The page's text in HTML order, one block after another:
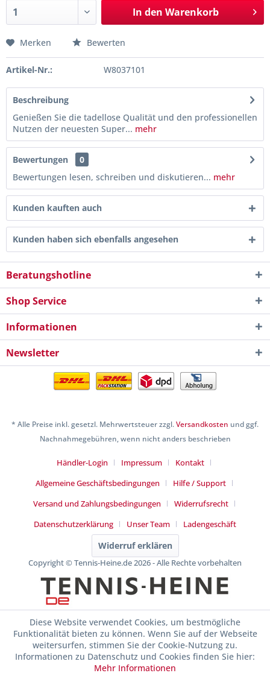
In den Warenkorb
Merken Bewerten
Artikel-Nr.: W8037101
Beschreibung
Genießen Sie die tadellose Qualität und den professionellen
Nutzen der neuesten Super... mehr
Bewertungen
0
Bewertungen lesen, schreiben und diskutieren... mehr
Kunden kauften auch
Kunden haben sich ebenfalls angesehen
Beratungshotline
Shop Service
Informationen
Newsletter
* Alle Preise inkl. gesetzl. Mehrwertsteuer zzgl.Versandkosten und ggf.
Nachnahmegebühren, wenn nicht anders beschrieben
Händler-Login Impressum
Kontakt
Allgemeine Geschäftsbedingungen
Hilfe / Support
Versand und Zahlungsbedingungen
Widerrufsrecht
Datenschutzerklärung
Unser Team Ladengeschäft
Widerruf erklären
Copyright © Tennis-Heine.de 2026 - Alle Rechte vorbehalten
Diese Website verwendet Cookies, um bestmögliche
Funktionalität bieten zu können. Wenn Sie auf der Webseite
weitersurfen, stimmen Sie der Cookie-Nutzung zu.
Informationen zu Datenschutz und Cookies finden Sie hier:
Mehr Informationen